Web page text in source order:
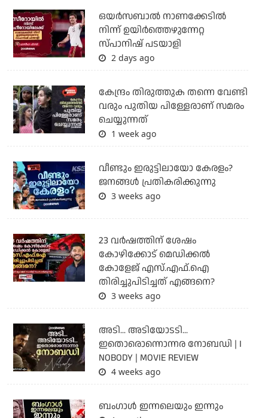
ഒയര്‍സബാൽ നാണക്കേടിൽ
നിന്ന് ഉയിർത്തെഴുന്നേറ്റ
സ്പാനിഷ് പടയാളി
2 days ago
കേന്ദ്രം തിരുത്തുക തന്നെ വേണ്ടി
വരും പുതിയ പിള്ളേരാണ് സമരം
ചെയ്യുന്നത്
1 week ago
വീണ്ടും ഇരുട്ടിലായോ കേരളം?
ജനങ്ങൾ പ്രതികരിക്കുന്നു
3 weeks ago
23 വർഷത്തിന് ശേഷം
കോഴിക്കോട് മെഡിക്കൽ
കോളേജ് എസ്.എഫ്.ഐ
തിരിച്ചുപിടിച്ചത് എങ്ങനെ?
3 weeks ago
അടി... അടിയോടടി...
ഇതൊരൊന്നൊന്നര നോബഡി | I
NOBODY | MOVIE REVIEW
4 weeks ago
ബംഗാള്‍ ഇന്നലെയും ഇന്നും